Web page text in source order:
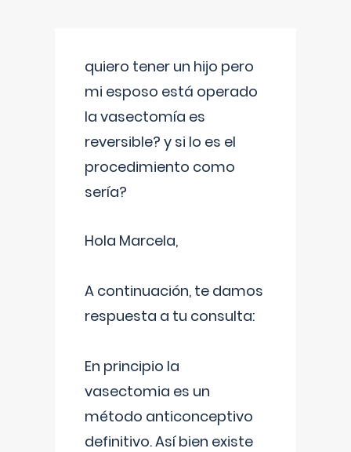
quiero tener un hijo pero
mi esposo está operado
la vasectomía es
reversible? y si lo es el
procedimiento como
sería?
Hola Marcela,
A continuación, te damos
respuesta a tu consulta:
En principio la
vasectomia es un
método anticonceptivo
definitivo. Así bien existe